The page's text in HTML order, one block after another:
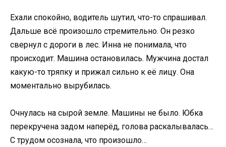
Ехали спокойно, водитель шутил, что-то спрашивал.
Дальше всё произошло стремительно. Он резко
свернул с дороги в лес. Инна не понимала, что
происходит. Машина остановилась. Мужчина достал
какую-то тряпку и прижал сильно к её лицу. Она
моментально вырубилась.
Очнулась на сырой земле. Машины не было. Юбка
перекручена задом наперёд, голова раскалывалась…
С трудом осознала, что произошло…